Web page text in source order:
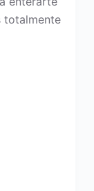
totalmente